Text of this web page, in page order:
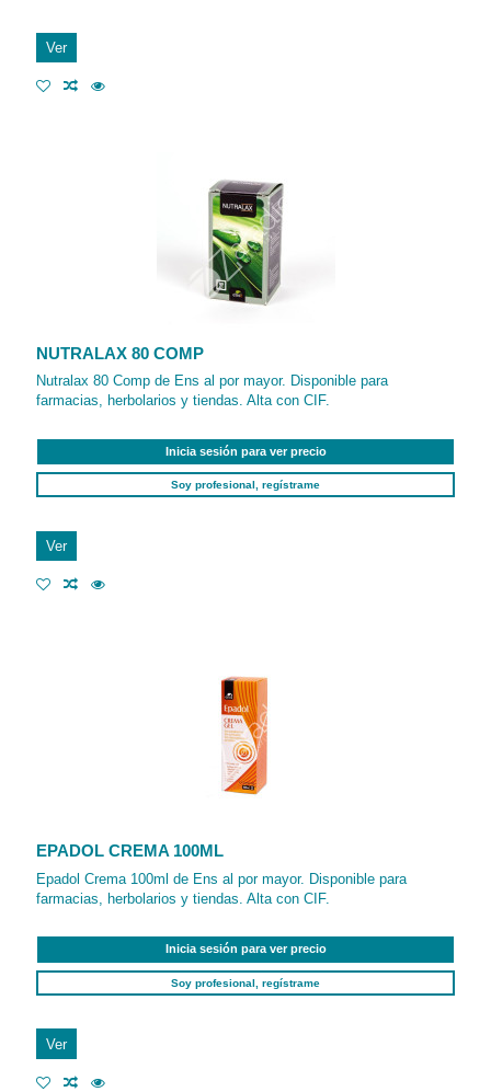
Ver
NUTRALAX 80 COMP
Nutralax 80 Comp de Ens al por mayor. Disponible para
farmacias, herbolarios y tiendas. Alta con CIF.
Inicia sesión para ver precio
Soy profesional, regístrame
Ver
EPADOL CREMA 100ML
Epadol Crema 100ml de Ens al por mayor. Disponible para
farmacias, herbolarios y tiendas. Alta con CIF.
Inicia sesión para ver precio
Soy profesional, regístrame
Ver